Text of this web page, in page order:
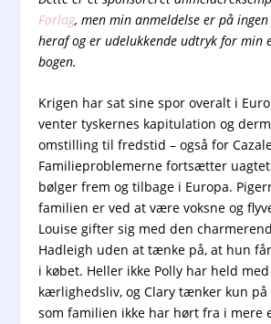
Forlag, men min anmeldelse er på
heraf og er udelukkende udtryk for min
bogen.
Krigen har sat sine spor overalt i
venter tyskernes kapitulation og
omstilling til fredstid – også for
Familieproblemerne fortsætter
bølger frem og tilbage i Europa.
familien er ved at være voksne og
Louise gifter sig med den
Hadleigh uden at tænke på, at hun
i købet. Heller ikke Polly har held
kærlighedsliv, og Clary tænker kun på
som familien ikke har hørt fra i mere